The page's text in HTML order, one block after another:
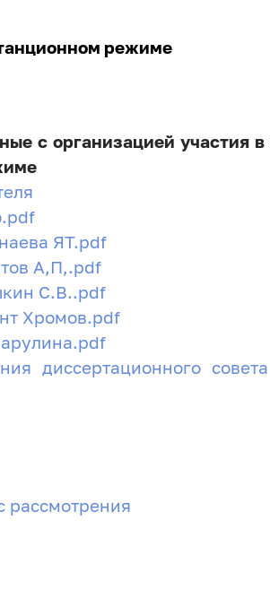
режиме
с организацией участия
ЯТ.pdf
А,П,.pdf
С.В..pdf
Хромов.pdf
диссертационного
рассмотрения